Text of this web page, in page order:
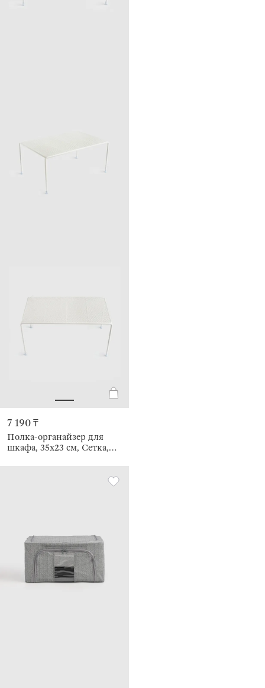
7 190 ₸
Полка-органайзер для
шкафа, 35х23 см, Сетка,